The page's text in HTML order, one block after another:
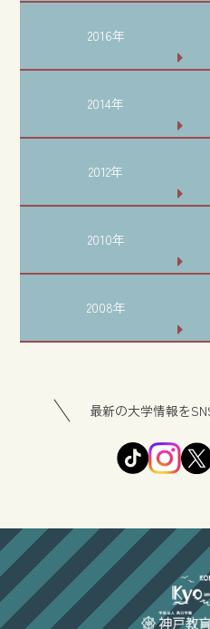
2016年
2014年
2012年
2010年
2008年
最新の大学情報を